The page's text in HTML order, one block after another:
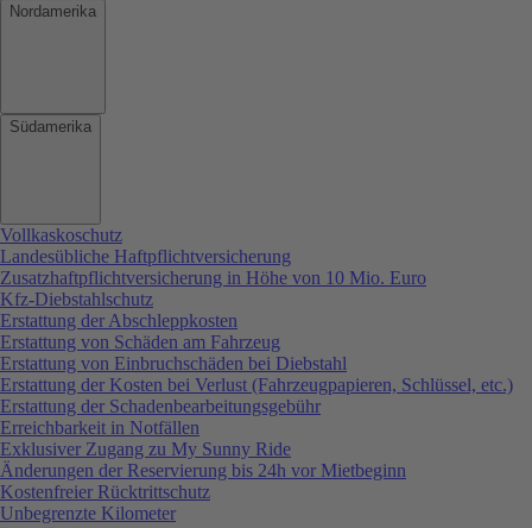
Nordamerika
Südamerika
Vollkaskoschutz
Landesübliche Haftpflichtversicherung
Zusatzhaftpflichtversicherung in Höhe von 10 Mio. Euro
Kfz-Diebstahlschutz
Erstattung der Abschleppkosten
Erstattung von Schäden am Fahrzeug
Erstattung von Einbruchschäden bei Diebstahl
Erstattung der Kosten bei Verlust (Fahrzeugpapieren, Schlüssel, etc.)
Erstattung der Schadenbearbeitungsgebühr
Erreichbarkeit in Notfällen
Exklusiver Zugang zu My Sunny Ride
Änderungen der Reservierung bis 24h vor Mietbeginn
Kostenfreier Rücktrittschutz
Unbegrenzte Kilometer